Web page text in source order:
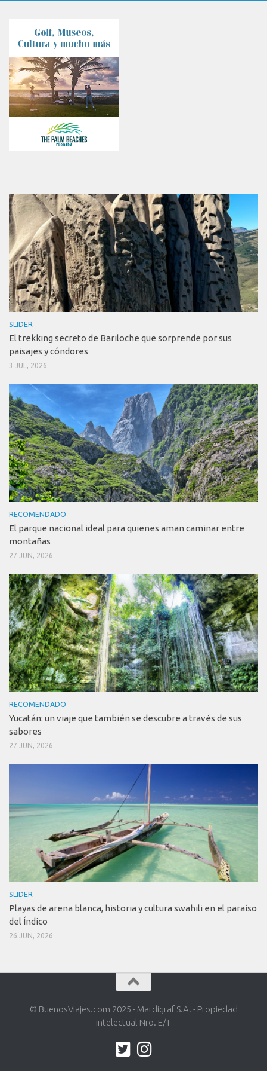
SLIDER
El trekking secreto de Bariloche que sorprende por sus
paisajes y cóndores
3 JUL, 2026
RECOMENDADO
El parque nacional ideal para quienes aman caminar entre
montañas
27 JUN, 2026
RECOMENDADO
Yucatán: un viaje que también se descubre a través de sus
sabores
27 JUN, 2026
SLIDER
Playas de arena blanca, historia y cultura swahili en el paraíso
del Índico
26 JUN, 2026
© BuenosViajes.com 2025 - Mardigraf S.A. - Propiedad
intelectual Nro. E/T